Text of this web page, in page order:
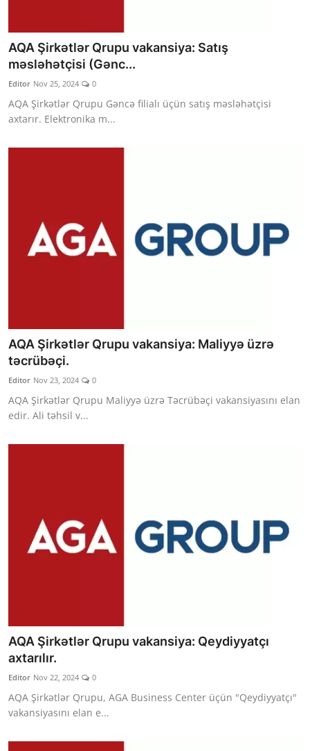
AQA Şirkətlər Qrupu vakansiya: Satış
məsləhətçisi (Gənc...
Editor Nov 25, 2024 0
AQA Şirkətlər Qrupu Gəncə filialı üçün satış məsləhətçisi
axtarır. Elektronika m...
AQA Şirkətlər Qrupu vakansiya: Maliyyə üzrə
təcrübəçi.
Editor Nov 23, 2024 0
AQA Şirkətlər Qrupu Maliyyə üzrə Təcrübəçi vakansiyasını elan
edir. Ali təhsil v...
AQA Şirkətlər Qrupu vakansiya: Qeydiyyatçı
axtarılır.
Editor Nov 22, 2024 0
AQA Şirkətlər Qrupu, AGA Business Center üçün "Qeydiyyatçı"
vakansiyasını elan e...